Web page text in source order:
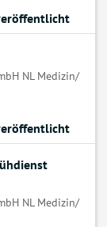
NL Medizin/
NL Medizin/